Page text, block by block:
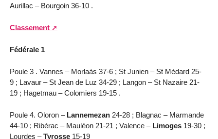
Aurillac – Bourgoin 36-10 .
Classement
Fédérale 1
Poule 3 . Vannes – Morlaàs 37-6 ; St Junien – St Médard 25-
9 ; Lavaur – St Jean de Luz 34-29 ; Langon – St Nazaire 21-
19 ; Hagetmau – Colomiers 19-15 .
Poule 4. Oloron – Lannemezan 24-28 ; Blagnac – Marmande
44-10 ; Ribérac – Mauléon 21-21 ; Valence – Limoges 19-30 ;
Lourdes –Tyrosse 15-19